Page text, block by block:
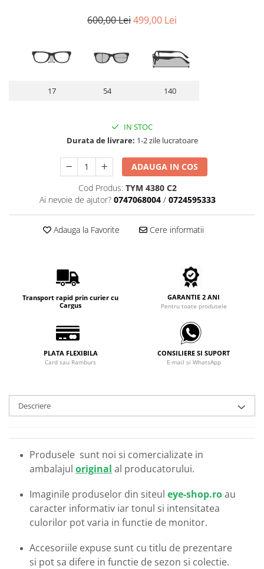
Lentile 1.70
Lentile 1.74
Lentile Heliomate ( Fotocromatice
Lentile De Soare cu Dioptrii sau
Lentile cu Antireflex
Lentile Bifocale
Lentile Prismatice ( Pentru
Strabism )
Supradimensionati
Plastic + Acetat
Carbon / Metal
Metal ( Aluminum )
Metal + Plastic
Titan + silicon
Ben.X
Blumarine
Cazal
Converse
Cubista
Diesel
Dunhill
Escada
600,00 Lei499,00 Lei
17 54 140
IN STOC
Durata de livrare: 1-2 zile lucratoare
ADAUGA IN COS
Cod Produs: TYM 4380 C2
Ai nevoie de ajutor? 0747068004 / 0724595333
Adauga la Favorite Cere informatii
Transport rapid prin curier cu
Cargus
GARANTIE 2 ANI
Pentru toate produsele
PLATA FLEXIBILA
Card sau Ramburs
CONSILIERE SI SUPORT
E-mail si WhatsApp
Descriere
Produsele sunt noi si comercializate in
ambalajul original al producatorului.
Imaginile produselor din siteul eye-shop.roau
caracter informativ iar tonul si intensitatea
culorilor pot varia in functie de monitor.
Accesoriile expuse sunt cu titlu de prezentare
si pot sa difere in functie de sezon si colectie.